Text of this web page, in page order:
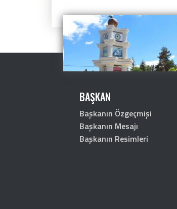
BAŞKAN
Başkanın Özgeçmişi
Başkanın Mesajı
Başkanın Resimleri